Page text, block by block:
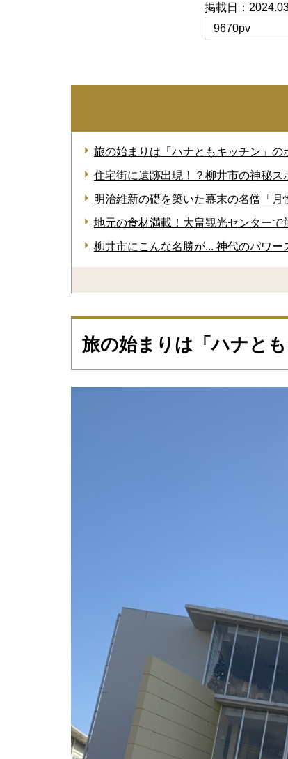
9670pv
旅の始まりは「ハナともキッチン」の
住宅街に遺跡出現！？柳井市の神秘ス
明治維新の礎を築いた幕末の名僧「月
地元の食材満載！大畠観光センターで
柳井市にこんな名勝が... 神代のパワー
旅の始まりは「ハナと